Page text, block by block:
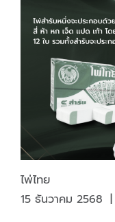
ไพ่ไทย
15 ธันวาคม 2568 |